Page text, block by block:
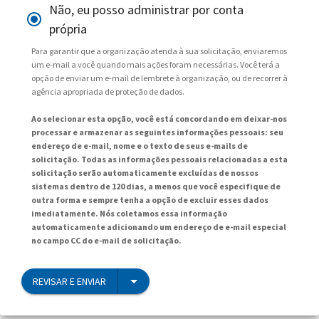
Não, eu posso administrar por conta
própria
Para garantir que a organização atenda à sua solicitação, enviaremos
um e-mail a você quando mais ações foram necessárias. Você terá a
opção de enviar um e-mail de lembrete à organização, ou de recorrer à
agência apropriada de proteção de dados.
Ao selecionar esta opção, você está concordando em deixar-nos
processar e armazenar as seguintes informações pessoais: seu
endereço de e-mail, nome e o texto de seus e-mails de
solicitação. Todas as informações pessoais relacionadas a esta
solicitação serão automaticamente excluídas de nossos
sistemas dentro de 120 dias, a menos que você especifique de
outra forma e sempre tenha a opção de excluir esses dados
imediatamente. Nós coletamos essa informação
automaticamente adicionando um endereço de e-mail especial
no campo CC do e-mail de solicitação.
REVISAR E ENVIAR